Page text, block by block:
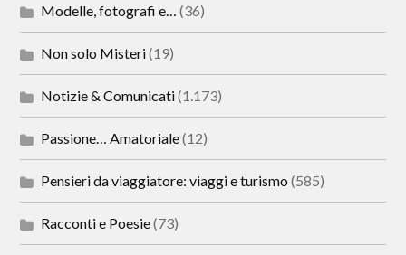
Modelle, fotografi e… (36)
Non solo Misteri(19)
Notizie & Comunicati(1.173)
Passione… Amatoriale(12)
Pensieri da viaggiatore: viaggi e turismo (585)
Racconti e Poesie(73)